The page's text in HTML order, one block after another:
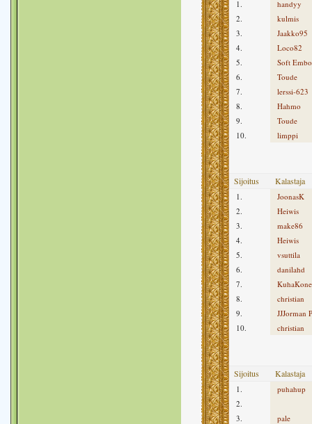
1.
handyy
2.
kulmis
3.
Jaakko95
4.
Loco82
5.
Soft Embo
6.
Toude
7.
lerssi-623
8.
Hahmo
9.
Toude
10.
limppi
Sijoitus Kalastaja
1.
JoonasK
2.
Heiwis
3.
make86
4.
Heiwis
5.
vsuttila
6.
danilahd
7.
KuhaKone
8.
christian
9.
JJJorman
10.
christian
Sijoitus Kalastaja
1.
puhahup
2.
3.
pale